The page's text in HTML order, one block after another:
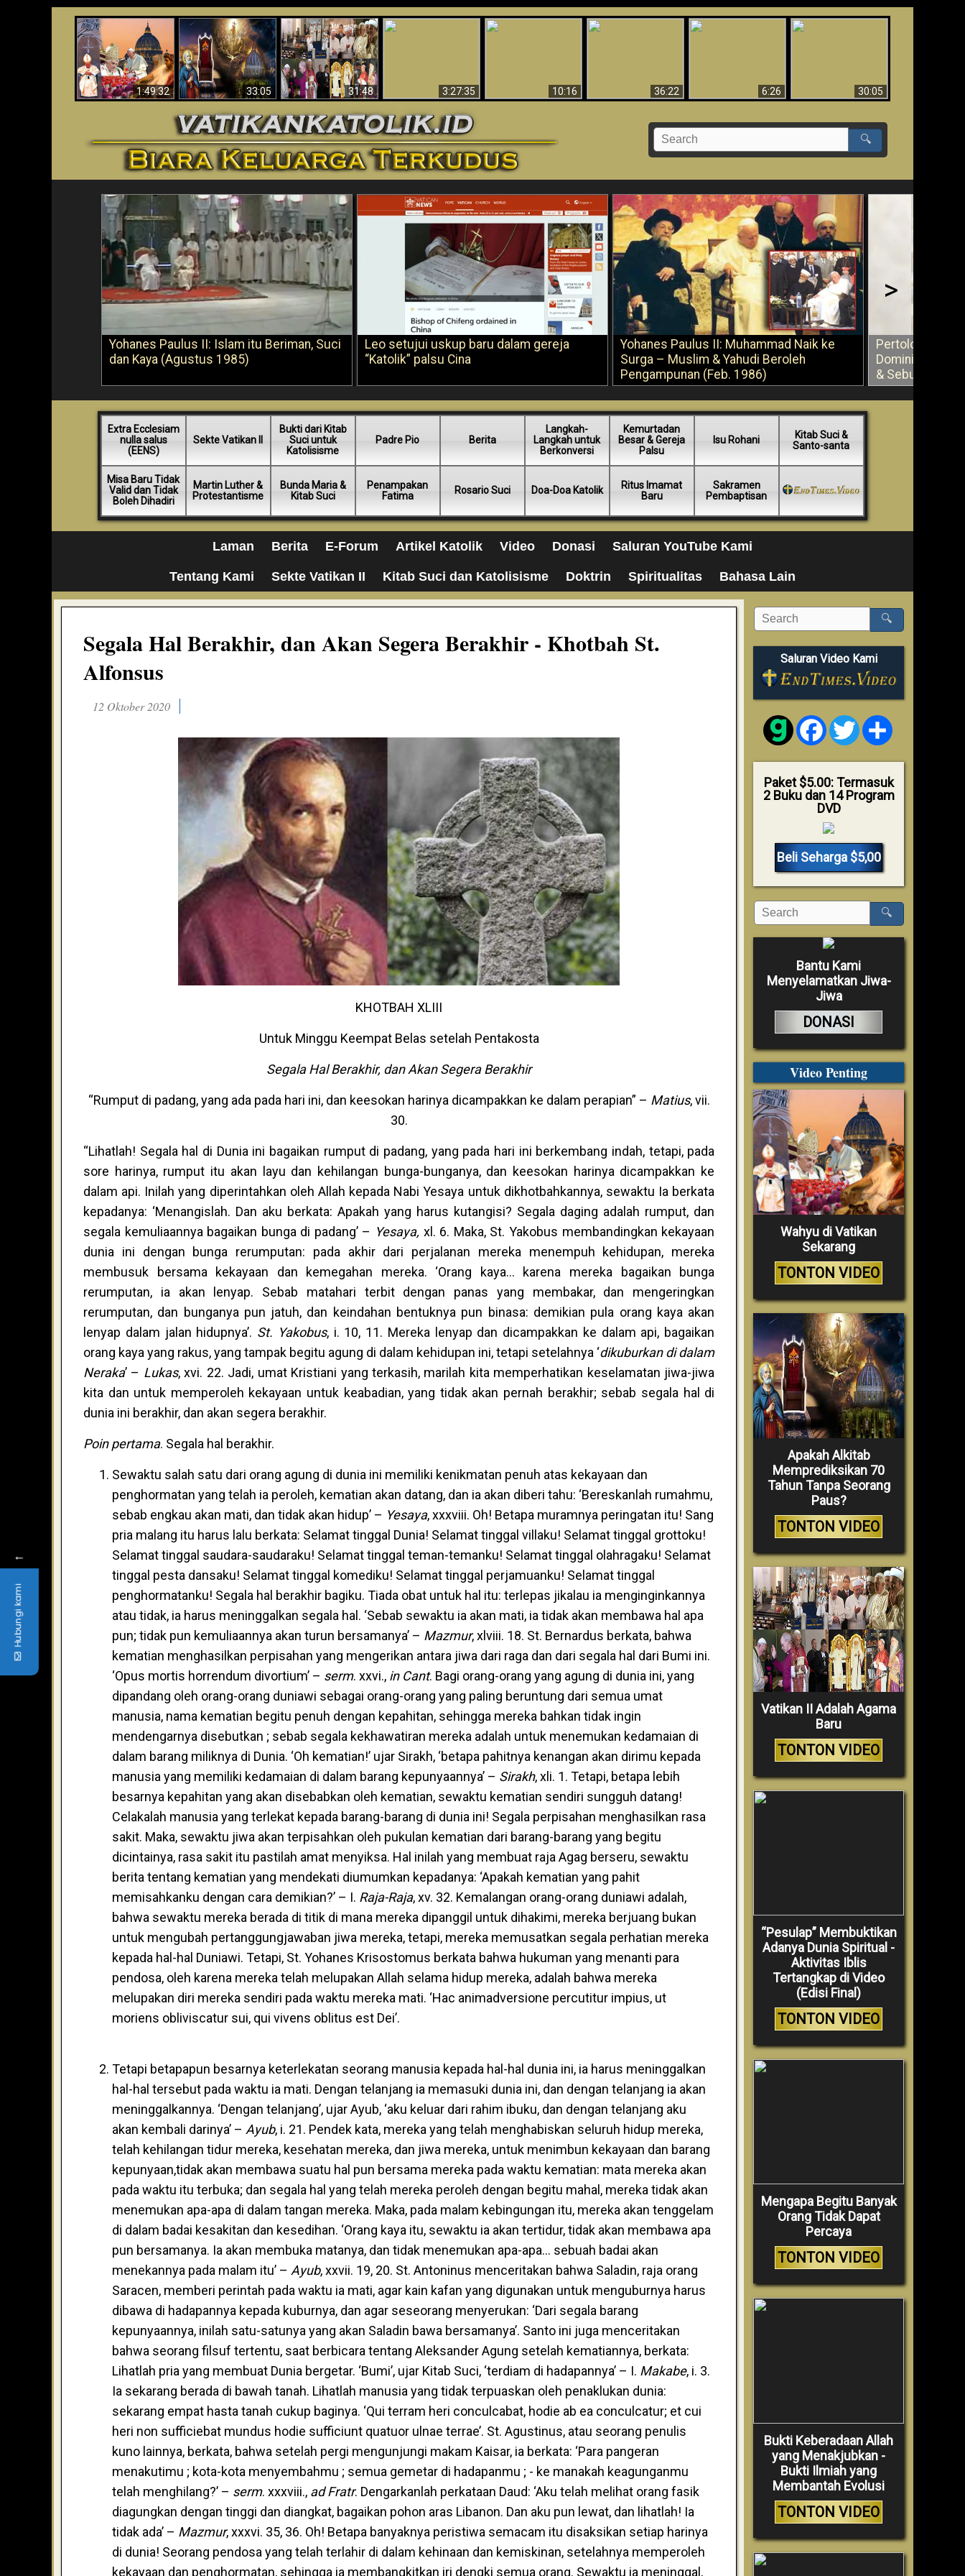
1:49:32
Wahyu di Vatikan
Sekarang
33:05
Apakah Alkitab
Memprediksikan 70
Tahun Tanpa
Seorang Paus?
31:48
Vatikan II Adalah
Agama Baru
3:27:35
Video (Edisi Final)
10:16
36:22
6:26
30:05
🔍
Yohanes Paulus II: Islam itu Beriman, Suci
dan Kaya (Agustus 1985)
Leo setujui uskup baru dalam gereja
“Katolik” palsu Cina
Yohanes Paulus II: Muhammad Naik ke
Surga – Muslim & Yahudi Beroleh
Pengampunan (Feb. 1986)
Pertolongan
Dominikus
& Sebuah Saran
>
Extra Ecclesiam
nulla salus
(EENS)
Sekte Vatikan II
Bukti dari Kitab
Suci untuk
Katolisisme
Padre Pio Berita
Langkah-
Langkah untuk
Berkonversi
Kemurtadan
Besar & Gereja
Palsu
Isu Rohani
Kitab Suci &
Santo-santa
Misa Baru Tidak
Valid dan Tidak
Boleh Dihadiri
Martin Luther &
Protestantisme
Bunda Maria &
Kitab Suci
Penampakan
Fatima
Rosario Suci Doa-Doa Katolik
Ritus Imamat
Baru
Sakramen
Pembaptisan
Laman Berita E-Forum Artikel Katolik Video Donasi Saluran YouTube Kami
Tentang Kami Sekte Vatikan II Kitab Suci dan Katolisisme Doktrin Spiritualitas Bahasa Lain
Segala Hal Berakhir, dan Akan Segera Berakhir - Khotbah St.
Alfonsus
12 Oktober 2020
KHOTBAH XLIII
Untuk Minggu Keempat Belas setelah Pentakosta
Segala Hal Berakhir, dan Akan Segera Berakhir
“Rumput di padang, yang ada pada hari ini, dan keesokan harinya dicampakkan ke dalam perapian” – Matius, vii.
30.
“Lihatlah! Segala hal di Dunia ini bagaikan rumput di padang, yang pada hari ini berkembang indah, tetapi, pada
sore harinya, rumput itu akan layu dan kehilangan bunga-bunganya, dan keesokan harinya dicampakkan ke
dalam api. Inilah yang diperintahkan oleh Allah kepada Nabi Yesaya untuk dikhotbahkannya, sewaktu Ia berkata
kepadanya: ‘Menangislah. Dan aku berkata: Apakah yang harus kutangisi? Segala daging adalah rumput, dan
segala kemuliaannya bagaikan bunga di padang’ – Yesaya, xl. 6. Maka, St. Yakobus membandingkan kekayaan
dunia ini dengan bunga rerumputan: pada akhir dari perjalanan mereka menempuh kehidupan, mereka
membusuk bersama kekayaan dan kemegahan mereka. ‘Orang kaya… karena mereka bagaikan bunga
rerumputan, ia akan lenyap. Sebab matahari terbit dengan panas yang membakar, dan mengeringkan
rerumputan, dan bunganya pun jatuh, dan keindahan bentuknya pun binasa: demikian pula orang kaya akan
lenyap dalam jalan hidupnya’. St. Yakobus, i. 10, 11. Mereka lenyap dan dicampakkan ke dalam api, bagaikan
orang kaya yang rakus, yang tampak begitu agung di dalam kehidupan ini, tetapi setelahnya ‘dikuburkan di dalam
Neraka’ – Lukas, xvi. 22. Jadi, umat Kristiani yang terkasih, marilah kita memperhatikan keselamatan jiwa-jiwa
kita dan untuk memperoleh kekayaan untuk keabadian, yang tidak akan pernah berakhir; sebab segala hal di
dunia ini berakhir, dan akan segera berakhir.
Poin pertama. Segala hal berakhir.
Sewaktu salah satu dari orang agung di dunia ini memiliki kenikmatan penuh atas kekayaan dan
penghormatan yang telah ia peroleh, kematian akan datang, dan ia akan diberi tahu: ‘Bereskanlah rumahmu,
sebab engkau akan mati, dan tidak akan hidup’ – Yesaya, xxxviii. Oh! Betapa muramnya peringatan itu! Sang
pria malang itu harus lalu berkata: Selamat tinggal Dunia! Selamat tinggal villaku! Selamat tinggal grottoku!
Selamat tinggal saudara-saudaraku! Selamat tinggal teman-temanku! Selamat tinggal olahragaku! Selamat
tinggal pesta dansaku! Selamat tinggal komediku! Selamat tinggal perjamuanku! Selamat tinggal
penghormatanku! Segala hal berakhir bagiku. Tiada obat untuk hal itu: terlepas jikalau ia menginginkannya
atau tidak, ia harus meninggalkan segala hal. ‘Sebab sewaktu ia akan mati, ia tidak akan membawa hal apa
pun; tidak pun kemuliaannya akan turun bersamanya’ – Mazmur, xlviii. 18. St. Bernardus berkata, bahwa
kematian menghasilkan perpisahan yang mengerikan antara jiwa dari raga dan dari segala hal dari Bumi ini.
‘Opus mortis horrendum divortium’ – serm. xxvi., in Cant. Bagi orang-orang yang agung di dunia ini, yang
dipandang oleh orang-orang duniawi sebagai orang-orang yang paling beruntung dari semua umat
manusia, nama kematian begitu penuh dengan kepahitan, sehingga mereka bahkan tidak ingin
mendengarnya disebutkan ; sebab segala kekhawatiran mereka adalah untuk menemukan kedamaian di
dalam barang miliknya di Dunia. ‘Oh kematian!’ ujar Sirakh, ‘betapa pahitnya kenangan akan dirimu kepada
manusia yang memiliki kedamaian di dalam barang kepunyaannya’ – Sirakh, xli. 1. Tetapi, betapa lebih
besarnya kepahitan yang akan disebabkan oleh kematian, sewaktu kematian sendiri sungguh datang!
Celakalah manusia yang terlekat kepada barang-barang di dunia ini! Segala perpisahan menghasilkan rasa
sakit. Maka, sewaktu jiwa akan terpisahkan oleh pukulan kematian dari barang-barang yang begitu
dicintainya, rasa sakit itu pastilah amat menyiksa. Hal inilah yang membuat raja Agag berseru, sewaktu
berita tentang kematian yang mendekati diumumkan kepadanya: ‘Apakah kematian yang pahit
memisahkanku dengan cara demikian?’ – I. Raja-Raja, xv. 32. Kemalangan orang-orang duniawi adalah,
bahwa sewaktu mereka berada di titik di mana mereka dipanggil untuk dihakimi, mereka berjuang bukan
untuk mengubah pertanggungjawaban jiwa mereka, tetapi, mereka memusatkan segala perhatian mereka
kepada hal-hal Duniawi. Tetapi, St. Yohanes Krisostomus berkata bahwa hukuman yang menanti para
pendosa, oleh karena mereka telah melupakan Allah selama hidup mereka, adalah bahwa mereka
melupakan diri mereka sendiri pada waktu mereka mati. ‘Hac animadversione percutitur impius, ut
moriens obliviscatur sui, qui vivens oblitus est Dei’.
Tetapi betapapun besarnya keterlekatan seorang manusia kepada hal-hal dunia ini, ia harus meninggalkan
hal-hal tersebut pada waktu ia mati. Dengan telanjang ia memasuki dunia ini, dan dengan telanjang ia akan
meninggalkannya. ‘Dengan telanjang’, ujar Ayub, ‘aku keluar dari rahim ibuku, dan dengan telanjang aku
akan kembali darinya’ – Ayub, i. 21. Pendek kata, mereka yang telah menghabiskan seluruh hidup mereka,
telah kehilangan tidur mereka, kesehatan mereka, dan jiwa mereka, untuk menimbun kekayaan dan barang
kepunyaan,tidak akan membawa suatu hal pun bersama mereka pada waktu kematian: mata mereka akan
pada waktu itu terbuka; dan segala hal yang telah mereka peroleh dengan begitu mahal, mereka tidak akan
menemukan apa-apa di dalam tangan mereka. Maka, pada malam kebingungan itu, mereka akan tenggelam
di dalam badai kesakitan dan kesedihan. ‘Orang kaya itu, sewaktu ia akan tertidur, tidak akan membawa apa
pun bersamanya. Ia akan membuka matanya, dan tidak menemukan apa-apa… sebuah badai akan
menekannya pada malam itu’ – Ayub, xxvii. 19, 20. St. Antoninus menceritakan bahwa Saladin, raja orang
Saracen, memberi perintah pada waktu ia mati, agar kain kafan yang digunakan untuk menguburnya harus
dibawa di hadapannya kepada kuburnya, dan agar seseorang menyerukan: ‘Dari segala barang
kepunyaannya, inilah satu-satunya yang akan Saladin bawa bersamanya’. Santo ini juga menceritakan
bahwa seorang filsuf tertentu, saat berbicara tentang Aleksander Agung setelah kematiannya, berkata:
Lihatlah pria yang membuat Dunia bergetar. ‘Bumi’, ujar Kitab Suci, ‘terdiam di hadapannya’ – I. Makabe, i. 3.
Ia sekarang berada di bawah tanah. Lihatlah manusia yang tidak terpuaskan oleh penaklukan dunia:
sekarang empat hasta tanah cukup baginya. ‘Qui terram heri conculcabat, hodie ab ea conculcatur; et cui
heri non sufficiebat mundus hodie sufficiunt quatuor ulnae terrae’. St. Agustinus, atau seorang penulis
kuno lainnya, berkata, bahwa setelah pergi mengunjungi makam Kaisar, ia berkata: ‘Para pangeran
menakutimu ; kota-kota menyembahmu ; semua gemetar di hadapanmu ; - ke manakah keagunganmu
telah menghilang?’ – serm. xxxviii., ad Fratr. Dengarkanlah perkataan Daud: ‘Aku telah melihat orang fasik
diagungkan dengan tinggi dan diangkat, bagaikan pohon aras Libanon. Dan aku pun lewat, dan lihatlah! Ia
tidak ada’ – Mazmur, xxxvi. 35, 36. Oh! Betapa banyaknya peristiwa semacam itu disaksikan setiap harinya
di dunia! Seorang pendosa yang telah terlahir di dalam kehinaan dan kemiskinan, setelahnya memperoleh
kekayaan dan penghormatan, sehingga ia membangkitkan iri dengki semua orang. Sewaktu ia meninggal,
🔍
Saluran Video Kami
FacebookTwitter
Paket $5.00: Termasuk
2 Buku dan 14 Program
DVD
Beli Seharga $5,00
🔍
Bantu Kami
Menyelamatkan Jiwa-
Jiwa
DONASI
Video Penting
Wahyu di Vatikan
Sekarang
TONTON VIDEO
Apakah Alkitab
Memprediksikan 70
Tahun Tanpa Seorang
Paus?
TONTON VIDEO
Vatikan II Adalah Agama
Baru
TONTON VIDEO
“Pesulap” Membuktikan
Adanya Dunia Spiritual -
Aktivitas Iblis
Tertangkap di Video
(Edisi Final)
TONTON VIDEO
Mengapa Begitu Banyak
Orang Tidak Dapat
Percaya
TONTON VIDEO
Bukti Keberadaan Allah
yang Menakjubkan -
Bukti Ilmiah yang
Membantah Evolusi
TONTON VIDEO
←
Hubungi kami